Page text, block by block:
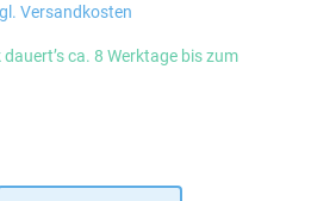
Versandkosten
ca. 8 Werktage bis zum